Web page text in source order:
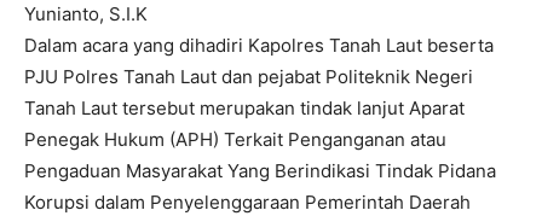
Yunianto, S.I.K
Dalam acara yang dihadiri Kapolres Tanah Laut beserta
PJU Polres Tanah Laut dan pejabat Politeknik Negeri
Tanah Laut tersebut merupakan tindak lanjut Aparat
Penegak Hukum (APH) Terkait Penganganan atau
Pengaduan Masyarakat Yang Berindikasi Tindak Pidana
Korupsi dalam Penyelenggaraan Pemerintah Daerah